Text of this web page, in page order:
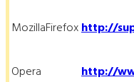
MozillaFirefoxhttp://
Opera http://